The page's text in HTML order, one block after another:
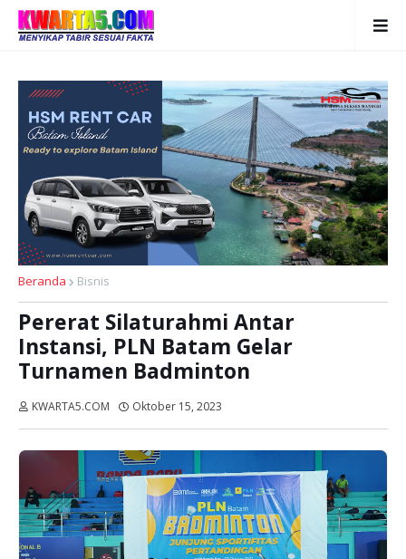
Beranda Bisnis
Pererat Silaturahmi Antar
Instansi, PLN Batam Gelar
Turnamen Badminton
KWARTA5.COM Oktober 15, 2023